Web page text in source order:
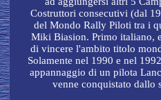
Costruttori consecutivi (dal
del Mondo Rally Piloti tra i
Miki Biasion. Primo italiano,
di vincere l'ambito titolo
Solamente nel 1990 e nel
appannaggio di un pilota
venne conquistato dallo